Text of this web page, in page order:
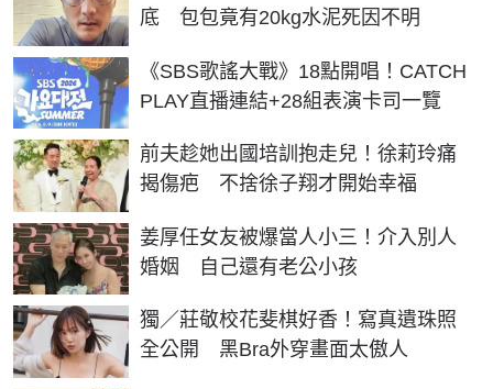
底 包包竟有20kg水泥死因不明
《SBS歌謠大戰》18點開唱！CATCH
PLAY直播連結+28組表演卡司一覽
前夫趁她出國培訓抱走兒！徐莉玲痛
揭傷疤 不捨徐子翔才開始幸福
姜厚任女友被爆當人小三！介入別人
婚姻 自己還有老公小孩
獨／莊敬校花斐棋好香！寫真遺珠照
全公開 黑Bra外穿畫面太傲人